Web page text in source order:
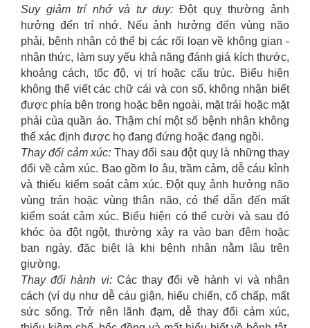
Suy giảm trí nhớ và tư duy:Đột quỵ thường ảnh
hưởng đến trí nhớ. Nếu ảnh hưởng đến vùng não
phải, bệnh nhân có thể bị các rối loạn về không gian -
nhận thức, làm suy yếu khả năng đánh giá kích thước,
khoảng cách, tốc độ, vị trí hoặc cấu trúc. Biểu hiện
không thể viết các chữ cái và con số, không nhận biết
được phía bên trong hoặc bên ngoài, mặt trái hoặc mặt
phải của quần áo. Thậm chí một số bệnh nhân không
thể xác định được họ đang đứng hoặc đang ngồi.
Thay đổi cảm xúc: Thay đổi sau đột quỵ là những thay
đổi về cảm xúc. Bao gồm lo âu, trầm cảm, dễ cáu kỉnh
và thiếu kiểm soát cảm xúc. Đột quỵ ảnh hưởng não
vùng trán hoặc vùng thân não, có thể dẫn đến mất
kiểm soát cảm xúc. Biểu hiện có thể cười và sau đó
khóc òa đột ngột, thường xảy ra vào ban đêm hoặc
ban ngày, đặc biệt là khi bệnh nhân nằm lâu trên
giường.
Thay đổi hành vi: Các thay đổi về hành vi và nhân
cách (ví dụ như dễ cáu giận, hiếu chiến, cố chấp, mất
sức sống. Trở nên lãnh đạm, dễ thay đổi cảm xúc,